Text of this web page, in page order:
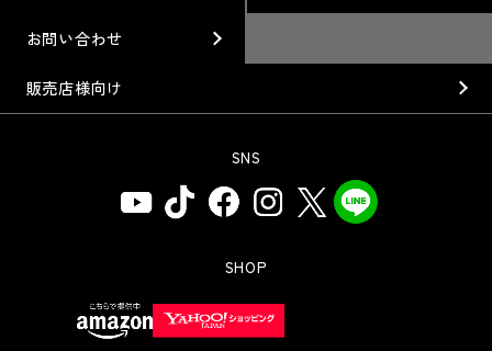
廃番製品
インフォメーション
WEBカタログ
Rally
GR86/BRZ Cup
工場概要
会社沿革
ISO9001取得について
お問い合わせ用コールセンター
お問い合わせ
販売店様向け
SNS
SHOP